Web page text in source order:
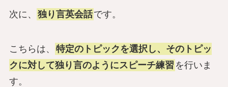
次に、 独り言英会話です。
こちらは、
特定のトピックを選択し、そのトピッ
クに対して独り言のようにスピーチ練習 を行いま
す。